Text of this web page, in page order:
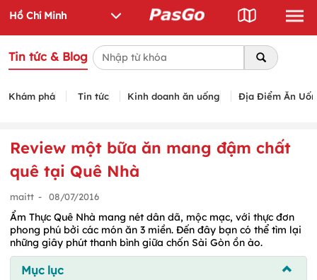
Tin tức & Blog
Khám phá Tin tức Kinh doanh ăn uống Địa Điểm Ăn
Review một bữa ăn mang đậm chất
quê tại Quê Nhà
maitt - 08/07/2016
Ẩm Thực Quê Nhà mang nét dân dã, mộc mạc, với thực đơn
phong phú bởi các món ăn 3 miền. Đến đây bạn có thể tìm lại
những giây phút thanh bình giữa chốn Sài Gòn ồn ào.
Mục lục